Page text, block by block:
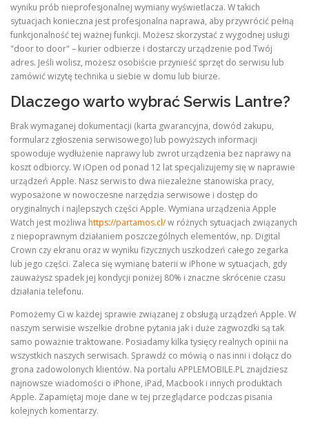
wyniku prób nieprofesjonalnej wymiany wyświetlacza. W takich
sytuacjach konieczna jest profesjonalna naprawa, aby przywrócić pełną
funkcjonalność tej ważnej funkcji. Możesz skorzystać z wygodnej usługi
"door to door" – kurier odbierze i dostarczy urządzenie pod Twój
adres. Jeśli wolisz, możesz osobiście przynieść sprzęt do serwisu lub
zamówić wizytę technika u siebie w domu lub biurze.
Dlaczego warto wybrać Serwis Lantre?
Brak wymaganej dokumentacji (karta gwarancyjna, dowód zakupu,
formularz zgłoszenia serwisowego) lub powyższych informacji
spowoduje wydłużenie naprawy lub zwrot urządzenia bez naprawy na
koszt odbiorcy. W iOpen od ponad 12 lat specjalizujemy się w naprawie
urządzeń Apple. Nasz serwis to dwa niezależne stanowiska pracy,
wyposażone w nowoczesne narzędzia serwisowe i dostęp do
oryginalnych i najlepszych części Apple. Wymiana urządzenia Apple
Watch jest możliwa https://partamos.cl/w różnych sytuacjach związanych
z niepoprawnym działaniem poszczególnych elementów, np. Digital
Crown czy ekranu oraz w wyniku fizycznych uszkodzeń całego zegarka
lub jego części. Zaleca się wymianę baterii w iPhone w sytuacjach, gdy
zauważysz spadek jej kondycji poniżej 80% i znaczne skrócenie czasu
działania telefonu.
Pomożemy Ci w każdej sprawie związanej z obsługą urządzeń Apple. W
naszym serwisie wszelkie drobne pytania jak i duże zagwozdki są tak
samo poważnie traktowane. Posiadamy kilka tysięcy realnych opinii na
wszystkich naszych serwisach. Sprawdź co mówią o nas inni i dołącz do
grona zadowolonych klientów. Na portalu APPLEMOBILE.PL znajdziesz
najnowsze wiadomości o iPhone, iPad, Macbook i innych produktach
Apple. Zapamiętaj moje dane w tej przeglądarce podczas pisania
kolejnych komentarzy.